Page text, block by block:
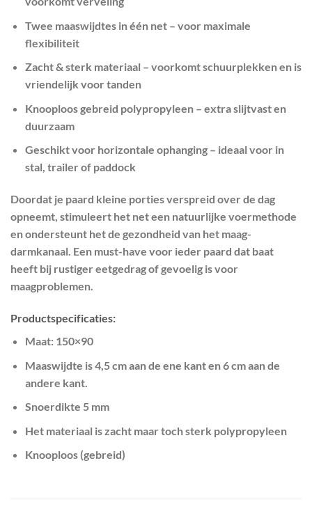
Twee maaswijdtes in één net– voor maximale
flexibiliteit
Zacht & sterk materiaal – voorkomt schuurplekken en is
vriendelijk voor tanden
Knooploos gebreid polypropyleen– extra slijtvast en
duurzaam
Geschikt voor horizontale ophanging– ideaal voor in
stal, trailer of paddock
Doordat je paard kleine porties verspreid over de dag
opneemt, stimuleert het net een natuurlijke voermethode
en ondersteunt het de gezondheid van het maag-
darmkanaal. Een must-have voor ieder paard dat baat
heeft bij rustiger eetgedrag of gevoelig is voor
maagproblemen.
Productspecificaties:
Maat: 150×90
Maaswijdte is 4,5 cm aan de ene kant en 6 cm aan de
andere kant.
Snoerdikte 5 mm
Het materiaal is zacht maar toch sterk polypropyleen
Knooploos (gebreid)